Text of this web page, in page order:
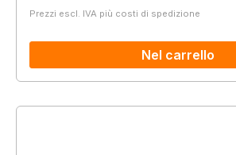
Prezzi escl. IVA più costi di spedizione
Nel carrello